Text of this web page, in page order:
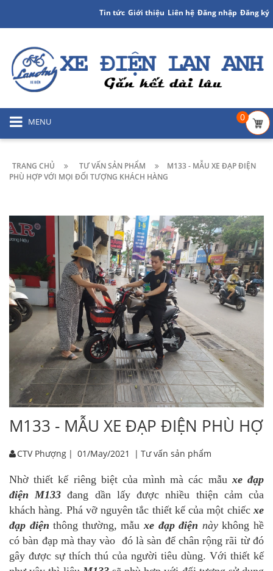
Tin tức Giới thiệu Liên hệ Đăng nhập Đăng ký
MENU 0
TRANG CHỦ TƯ VẤN SẢN PHẨM
M133 - MẪU XE ĐẠP ĐIỆN
PHÙ HỢP VỚI MỌI ĐỐI TƯỢNG KHÁCH HÀNG
M133 - MẪU XE ĐẠP ĐIỆN PHÙ
CTV Phượng | 01/May/2021 | Tư vấn sản phẩm
Nhờ thiết kế riêng biệt của mình mà các mẫu xe đạp
điện M133 đang dần lấy được nhiều thiện cảm của
khách hàng. Phá vỡ nguyên tắc thiết kế của một chiếc xe
đạp điện thông thường, mẫuxe đạp điện nàykhông hề
có bàn đạp mà thay vào đó là sàn để chân rộng rãi từ đó
gây được sự thích thú của người tiêu dùng. Với thiết kế